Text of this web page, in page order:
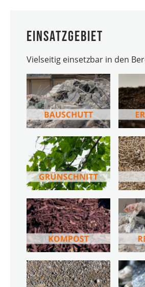
Einsatzgebiet
Vielseitig einsetzbar in den